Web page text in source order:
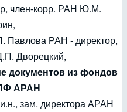
член-корр. РАН Ю.М.
Павлова РАН - директор,
Дворецкий,
документов из фондов
АРАН
зам. директора АРАН